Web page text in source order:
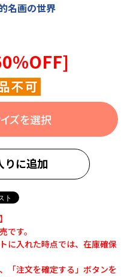
名画の世界
%OFF]
ズを選択
りに追加
す。
に入れた時点では、在庫確保
「注文を確定する」ボタンを